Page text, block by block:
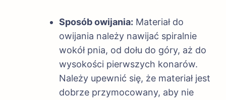
Sposób owijania: Materiał do
owijania należy nawijać spiralnie
wokół pnia, od dołu do góry, aż do
wysokości pierwszych konarów.
Należy upewnić się, że materiał jest
dobrze przymocowany, aby nie